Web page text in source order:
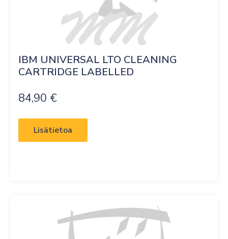
IBM UNIVERSAL LTO CLEANING
CARTRIDGE LABELLED
84,90 €
Lisätietoa